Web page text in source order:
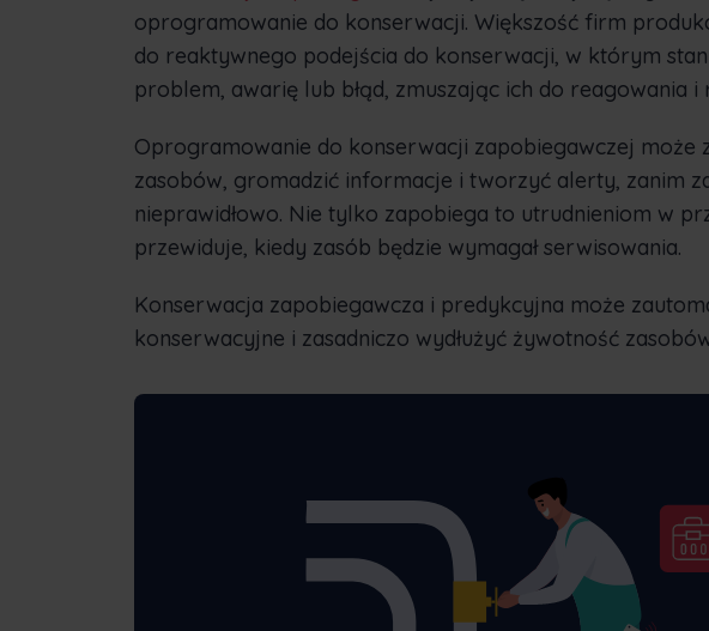
oprogramowanie do konserwacji. Większość firm
do reaktywnego podejścia do konserwacji, w którym
problem, awarię lub błąd, zmuszając ich do reagowania i
Oprogramowanie do konserwacji zapobiegawczej może
zasobów, gromadzić informacje i tworzyć alerty, zanim
nieprawidłowo. Nie tylko zapobiega to utrudnieniom w
przewiduje, kiedy zasób będzie wymagał serwisowania.
Konserwacja zapobiegawcza i predykcyjna może
konserwacyjne i zasadniczo wydłużyć żywotność